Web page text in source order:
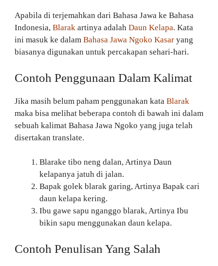
Apabila di terjemahkan dari Bahasa Jawa ke Bahasa
Indonesia, Blarak artinya adalah Daun Kelapa. Kata
ini masuk ke dalam Bahasa Jawa Ngoko Kasar yang
biasanya digunakan untuk percakapan sehari-hari.
Contoh Penggunaan Dalam Kalimat
Jika masih belum paham penggunakan kata Blarak
maka bisa melihat beberapa contoh di bawah ini dalam
sebuah kalimat Bahasa Jawa Ngoko yang juga telah
disertakan translate.
Blarake tibo neng dalan, Artinya Daun
kelapanya jatuh di jalan.
Bapak golek blarak garing, Artinya Bapak cari
daun kelapa kering.
Ibu gawe sapu nganggo blarak, Artinya Ibu
bikin sapu menggunakan daun kelapa.
Contoh Penulisan Yang Salah